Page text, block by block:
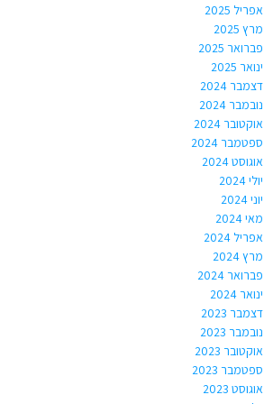
אפריל 2025
מרץ 2025
פברואר 2025
ינואר 2025
דצמבר 2024
נובמבר 2024
אוקטובר 2024
ספטמבר 2024
אוגוסט 2024
יולי 2024
יוני 2024
מאי 2024
אפריל 2024
מרץ 2024
פברואר 2024
ינואר 2024
דצמבר 2023
נובמבר 2023
אוקטובר 2023
ספטמבר 2023
אוגוסט 2023